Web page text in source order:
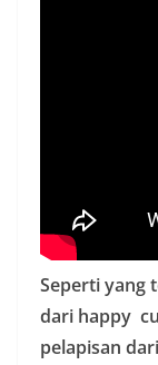
Seperti yang
dari happy
pelapisan